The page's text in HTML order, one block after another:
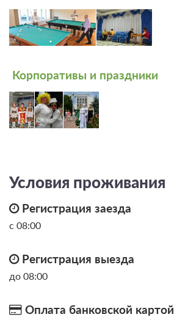
Корпоративы и праздники
Условия проживания
Регистрация заезда
с 08:00
Регистрация выезда
до 08:00
Оплата банковской картой